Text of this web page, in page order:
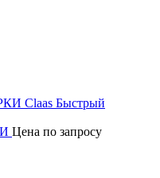
Быстрый
Цена по запросу